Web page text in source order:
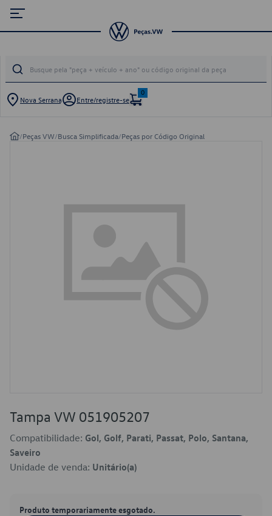
Nova Serrana Entre/registre-se
0
/Peças VW/Busca Simplificada/Peças por Código Original
Tampa VW 051905207
Compatibilidade: Gol, Golf, Parati, Passat, Polo, Santana,
Saveiro
Unidade de venda: Unitário(a)
Produto temporariamente esgotado.